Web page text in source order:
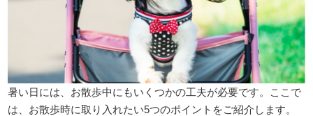
暑い日には、お散歩中にもいくつかの工夫が必要です。ここで
は、お散歩時に取り入れたい5つのポイントをご紹介します。